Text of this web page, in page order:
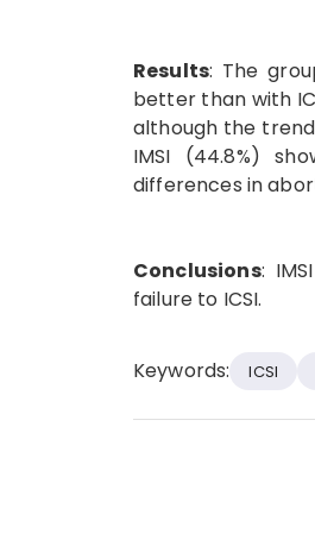
Results: The
better than with
although the
IMSI (44.8%)
differences in
Conclusions:
failure to ICSI.
Keywords: ICSI